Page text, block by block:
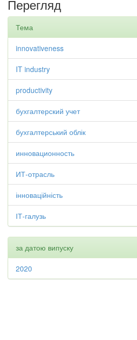
Перегляд
Тема
innovativeness
IT industry
productivity
бухгалтерский учет
бухгалтерський облік
инновационность
ИТ-отрасль
інноваційність
ІТ-галузь
за датою випуску
2020